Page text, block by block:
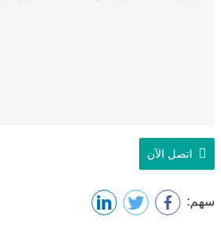
اتصل الآن
سهم: